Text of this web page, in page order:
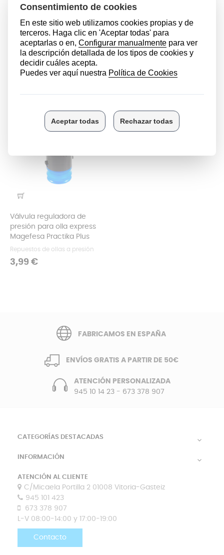
DESCRIPCIÓN
LOS CLIENTES QUE COMPRARON ESTE
Válvula reguladora de
presión para olla express
Magefesa Practika Plus
Repuestos de ollas a presión
Precio
3,99 €
FABRICAMOS EN ESPAÑA
ENVÍOS GRATIS A PARTIR DE 50€
ATENCIÓN PERSONALIZADA
945 10 14 23- 673 378 907
CATEGORÍAS DESTACADAS 
INFORMACIÓN 
ATENCIÓN AL CLIENTE
C/Micaela Portilla 2 01008 Vitoria-Gasteiz
945 101 423
673 378 907
L-V 08:00-14:00 y 17:00-19:00
Contacto